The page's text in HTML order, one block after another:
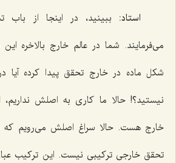
استاد: ببینید، در اینجا از باب
مى‌فرمایند. شما در عالم خارج بالاخره
شکل ماده در خارج تحقق پیدا کرده آیا
نیستید؟! حالا ما کارى به اصلش
خارج هست. حالا سراغ اصلش مى‌رویم که
تحقق خارجى ترکیبى نیست. این ترکیب